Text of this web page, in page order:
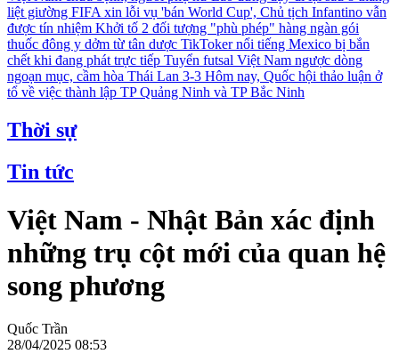
liệt giường FIFA xin lỗi vụ 'bán World Cup', Chủ tịch Infantino vẫn
được tín nhiệm Khởi tố 2 đối tượng "phù phép" hàng ngàn gói
thuốc đông y dởm từ tân dược TikToker nổi tiếng Mexico bị bắn
chết khi đang phát trực tiếp Tuyển futsal Việt Nam ngược dòng
ngoạn mục, cầm hòa Thái Lan 3-3 Hôm nay, Quốc hội thảo luận ở
tổ về việc thành lập TP Quảng Ninh và TP Bắc Ninh
Thời sự
Tin tức
Việt Nam - Nhật Bản xác định
những trụ cột mới của quan hệ
song phương
Quốc Trần
28/04/2025 08:53